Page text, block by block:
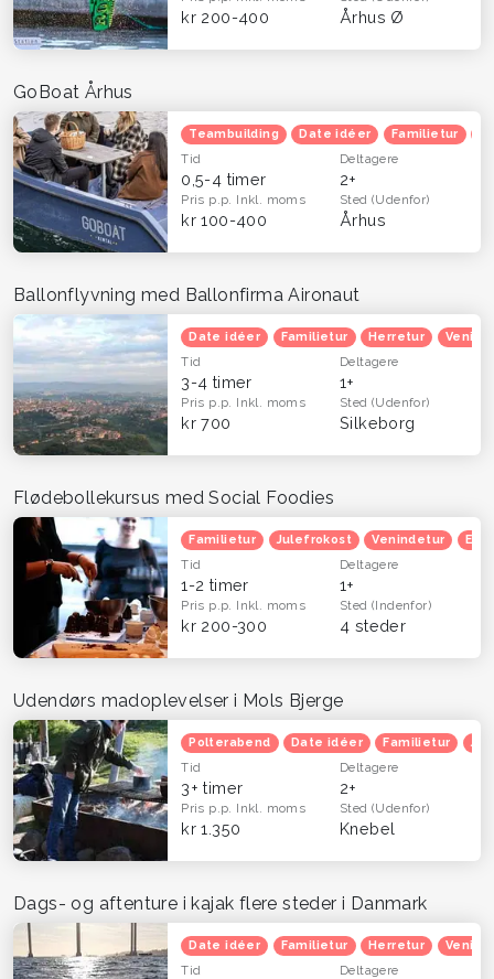
kr 200-400 Århus Ø
GoBoat Århus
Teambuilding Date idéer Familietur
Tid
0,5-4 timer
Deltagere
2+
Pris p.p. Inkl. moms
kr 100-400
Sted(Udenfor)
Århus
Ballonflyvning med Ballonfirma Aironaut
Date idéer Familietur Herretur
Tid
3-4 timer
Deltagere
1+
Pris p.p. Inkl. moms
kr 700
Sted(Udenfor)
Silkeborg
Flødebollekursus med Social Foodies
Familietur Julefrokost Venindetur
Tid
1-2 timer
Deltagere
1+
Pris p.p. Inkl. moms
kr 200-300
Sted(Indenfor)
4 steder
Udendørs madoplevelser i Mols Bjerge
Polterabend Date idéer Familietur
Tid
3+ timer
Deltagere
2+
Pris p.p. Inkl. moms
kr 1.350
Sted(Udenfor)
Knebel
Dags- og aftenture i kajak flere steder i Danmark
Date idéer Familietur Herretur
Tid Deltagere